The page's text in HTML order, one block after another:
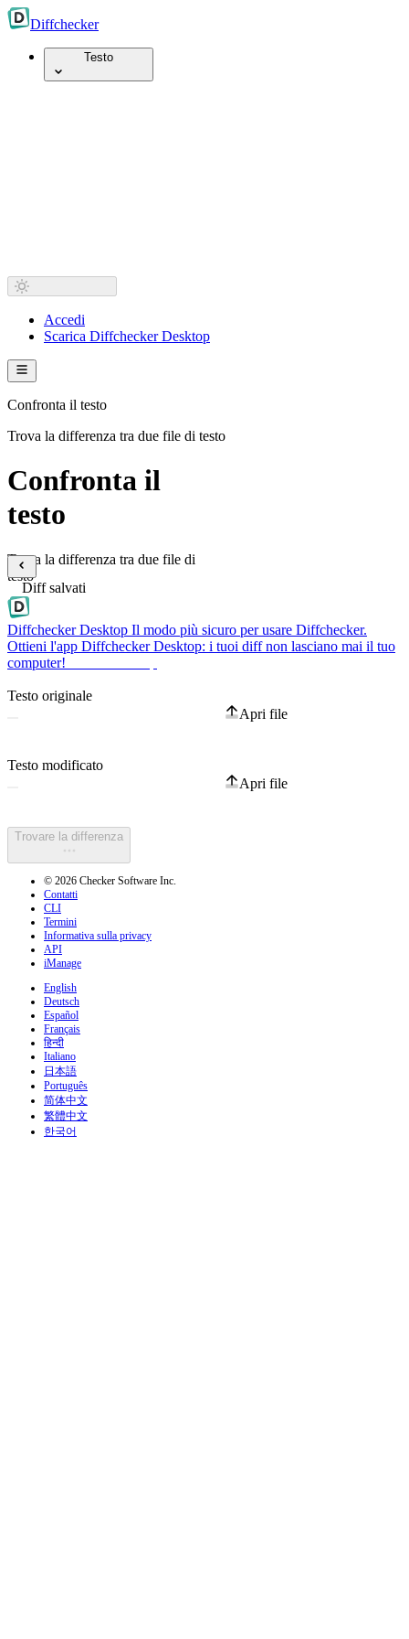
Diffchecker
Testo
Accedi
Scarica Diffchecker Desktop
Confronta il testo
Trova la differenza tra due file di testo
Confronta il
testo
Trova la differenza tra due file di
testo
Diff salvati
Diffchecker Desktop Il modo più sicuro per usare Diffchecker.
Ottieni l'app Diffchecker Desktop: i tuoi diff non lasciano mai il tuo
computer!
Testo originale
Apri file
Testo modificato
Apri file
Trovare la differenza
© 2026 Checker Software Inc.
Contatti
CLI
Termini
Informativa sulla privacy
API
iManage
English
Deutsch
Español
Français
हिन्दी
Italiano
日本語
Português
简体中文
繁體中文
한국어